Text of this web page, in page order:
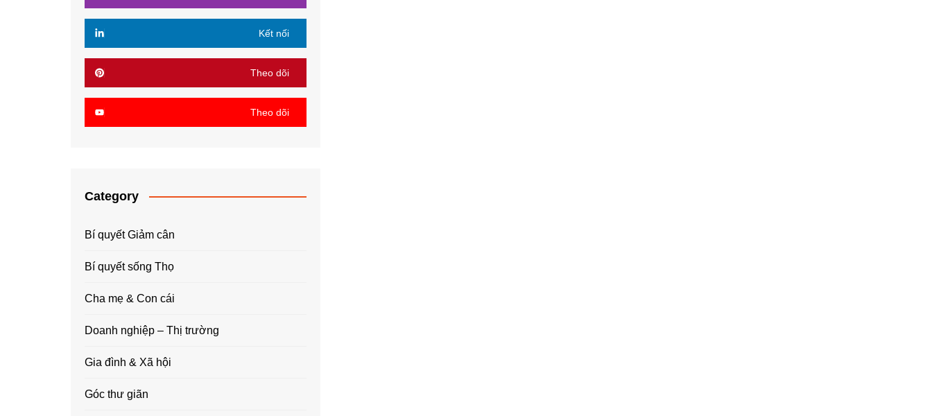
Kết nối
Theo dõi
Theo dõi
Category
Bí quyết Giảm cân
Bí quyết sống Thọ
Cha mẹ & Con cái
Doanh nghiệp – Thị trường
Gia đình & Xã hội
Góc thư giãn